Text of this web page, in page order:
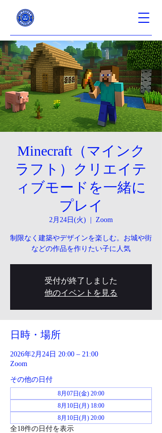
Minecraft（マインク
ラフト）クリエイテ
ィブモードを一緒に
プレイ
2月24日(火) Zoom
制限なく建築やデザインを楽しむ。お城や街
などの作品を作りたい子に人気
受付が終了しました
他のイベントを見る
日時・場所
2026年2月24日 20:00 – 21:00
Zoom
その他の日付
8月07日(金) 20:00
8月10日(月) 18:00
8月10日(月) 20:00
全18件の日付を表示